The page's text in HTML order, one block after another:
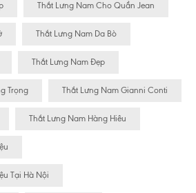
Thắt Lưng Nam Cho Quần Jean
Thắt Lưng Nam Da Bò
Thắt Lưng Nam Đẹp
Trọng Thắt Lưng Nam Gianni Conti
Thắt Lưng Nam Hàng Hiêu
Tại Hà Nội